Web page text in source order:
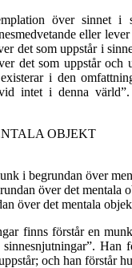
över sinnet i
eller
det som uppstår i
det som uppstår och
existerar i den
intet i denna
OBJEKT
i begrundan över
över det mentala
över det mentala
finns förstår en
Han
och han förstår